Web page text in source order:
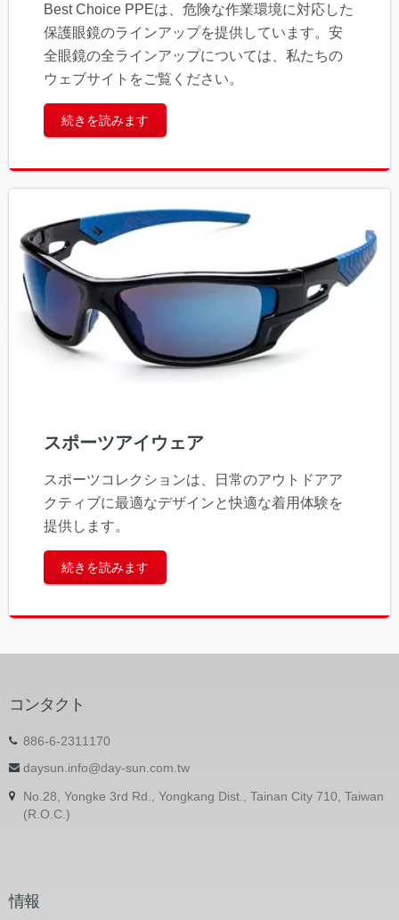
Best Choice PPEは、危険な作業環境に対応した
保護眼鏡のラインアップを提供しています。安
全眼鏡の全ラインアップについては、私たちの
ウェブサイトをご覧ください。
続きを読みます
スポーツアイウェア
スポーツコレクションは、日常のアウトドアア
クティブに最適なデザインと快適な着用体験を
提供します。
続きを読みます
コンタクト
886-6-2311170
daysun.info@day-sun.com.tw
No.28, Yongke 3rd Rd., Yongkang Dist., Tainan City 710, Taiwan
(R.O.C.)
情報